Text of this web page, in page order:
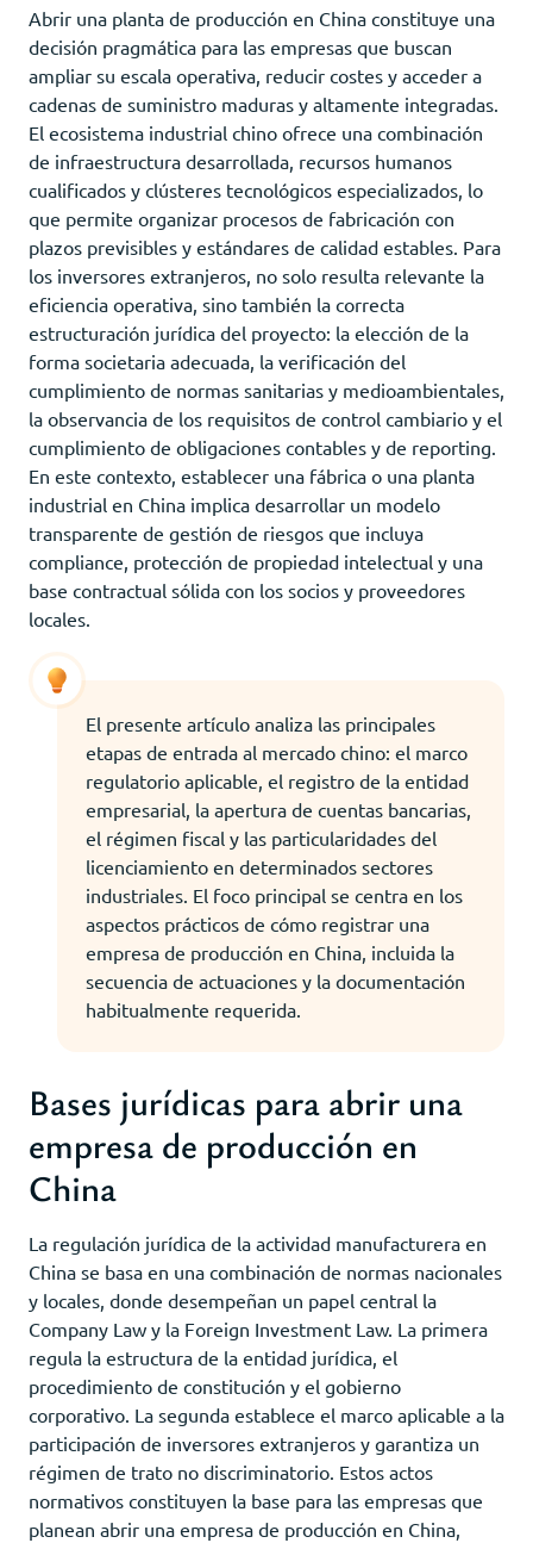
Abrir una planta de producción en China constituye una
decisión pragmática para las empresas que buscan
ampliar su escala operativa, reducir costes y acceder a
cadenas de suministro maduras y altamente integradas.
El ecosistema industrial chino ofrece una combinación
de infraestructura desarrollada, recursos humanos
cualificados y clústeres tecnológicos especializados, lo
que permite organizar procesos de fabricación con
plazos previsibles y estándares de calidad estables. Para
los inversores extranjeros, no solo resulta relevante la
eficiencia operativa, sino también la correcta
estructuración jurídica del proyecto: la elección de la
forma societaria adecuada, la verificación del
cumplimiento de normas sanitarias y medioambientales,
la observancia de los requisitos de control cambiario y el
cumplimiento de obligaciones contables y de reporting.
En este contexto, establecer una fábrica o una planta
industrial en China implica desarrollar un modelo
transparente de gestión de riesgos que incluya
compliance, protección de propiedad intelectual y una
base contractual sólida con los socios y proveedores
locales.
El presente artículo analiza las principales
etapas de entrada al mercado chino: el marco
regulatorio aplicable, el registro de la entidad
empresarial, la apertura de cuentas bancarias,
el régimen fiscal y las particularidades del
licenciamiento en determinados sectores
industriales. El foco principal se centra en los
aspectos prácticos de cómo registrar una
empresa de producción en China, incluida la
secuencia de actuaciones y la documentación
habitualmente requerida.
Bases jurídicas para abrir una
empresa de producción en
China
La regulación jurídica de la actividad manufacturera en
China se basa en una combinación de normas nacionales
y locales, donde desempeñan un papel central la
Company Law y la Foreign Investment Law. La primera
regula la estructura de la entidad jurídica, el
procedimiento de constitución y el gobierno
corporativo. La segunda establece el marco aplicable a la
participación de inversores extranjeros y garantiza un
régimen de trato no discriminatorio. Estos actos
normativos constituyen la base para las empresas que
planean abrir una empresa de producción en China,